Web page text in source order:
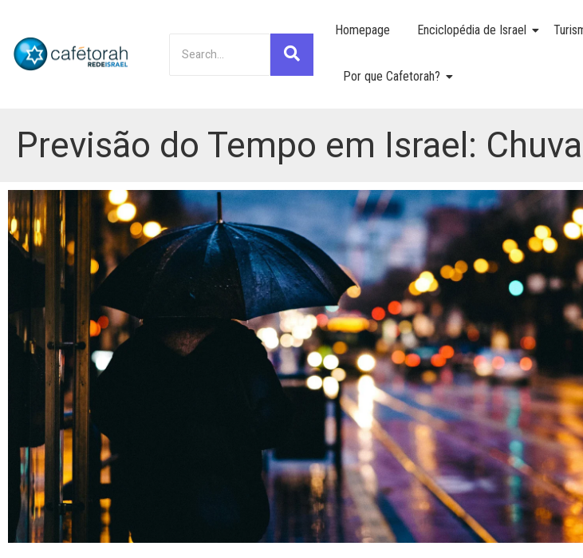
Homepage Enciclopédia de Israel
Por que Cafetorah?
Previsão do Tempo em Israel: